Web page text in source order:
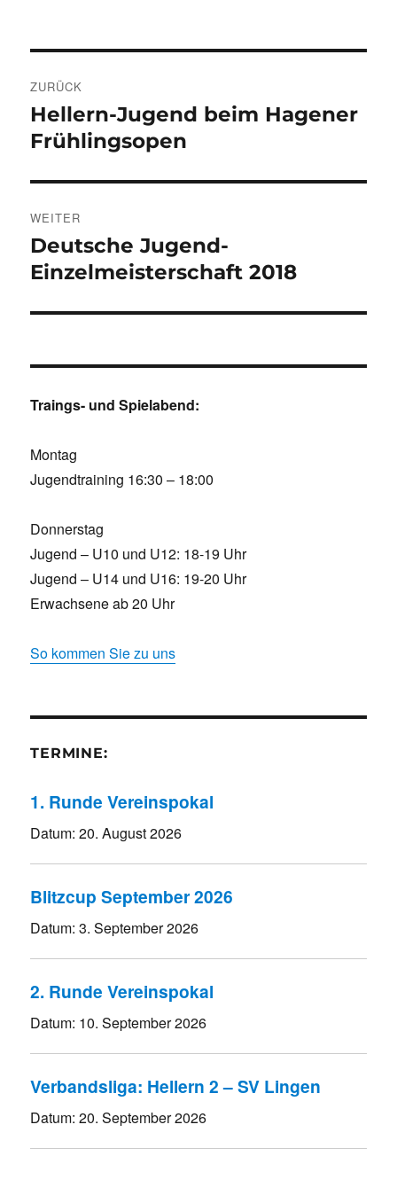
ZURÜCK
Vorheriger
Beitrag:
Hellern-Jugend beim Hagener
Frühlingsopen
WEITER
Nächster
Beitrag:
Deutsche Jugend-
Einzelmeisterschaft 2018
Traings- und Spielabend:
Montag
Jugendtraining 16:30 – 18:00
Donnerstag
Jugend – U10 und U12: 18-19 Uhr
Jugend – U14 und U16: 19-20 Uhr
Erwachsene ab 20 Uhr
So kommen Sie zu uns
TERMINE:
1. Runde Vereinspokal
Datum:20. August 2026
Blitzcup September 2026
Datum:3. September 2026
2. Runde Vereinspokal
Datum: 10. September 2026
Verbandsliga: Hellern 2 – SV Lingen
Datum:20. September 2026